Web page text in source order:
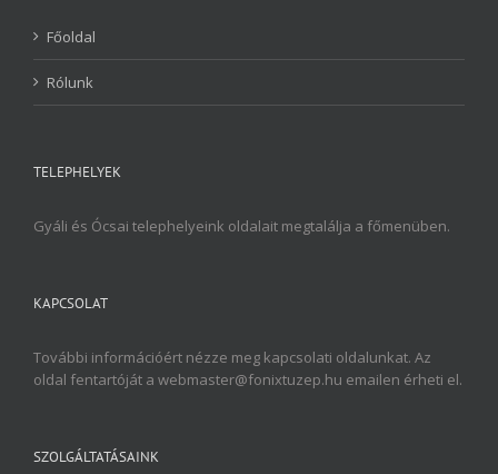
Főoldal
Rólunk
TELEPHELYEK
Gyáli és Ócsai telephelyeink oldalait megtalálja a főmenüben.
KAPCSOLAT
További információért nézze meg kapcsolati oldalunkat. Az
oldal fentartóját a webmaster@fonixtuzep.hu emailen érheti el.
SZOLGÁLTATÁSAINK